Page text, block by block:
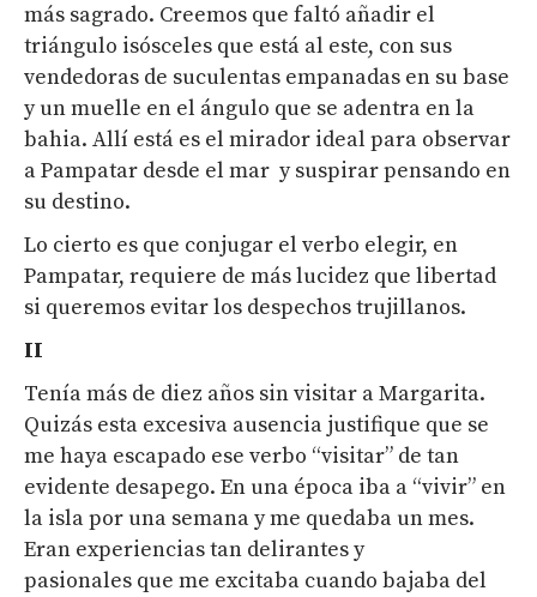
más sagrado. Creemos que faltó añadir el
triángulo isósceles que está al este, con sus
vendedoras de suculentas empanadas en su base
y un muelle en el ángulo que se adentra en la
bahia. Allí está es el mirador ideal para observar
a Pampatar desde el mar y suspirar pensando en
su destino.
Lo cierto es que conjugar el verbo elegir, en
Pampatar, requiere de más lucidez que libertad
si queremos evitar los despechos trujillanos.
II
Tenía más de diez años sin visitar a Margarita.
Quizás esta excesiva ausencia justifique que se
me haya escapado ese verbo “visitar” de tan
evidente desapego. En una época iba a “vivir” en
la isla por una semana y me quedaba un mes.
Eran experiencias tan delirantes y
pasionales que me excitaba cuando bajaba del